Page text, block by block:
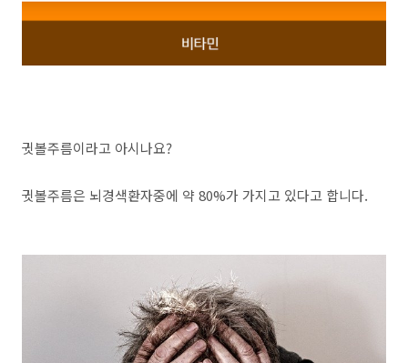
귓볼주름이라고 아시나요?
귓볼주름은 뇌경색환자중에 약 80%가 가지고 있다고 합니다.